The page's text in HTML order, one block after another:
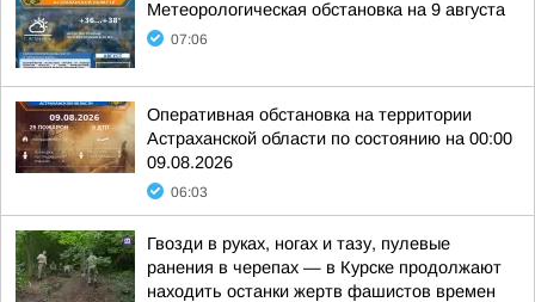
Метеорологическая обстановка на 9 августа
07:06
Оперативная обстановка на территории
Астраханской области по состоянию на 00:00
09.08.2026
06:03
Гвозди в руках, ногах и тазу, пулевые
ранения в черепах — в Курске продолжают
находить останки жертв фашистов времен